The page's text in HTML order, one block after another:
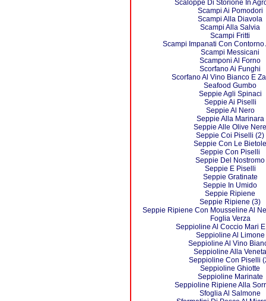
Scaloppe Di Storione In
Scampi Ai Pomodori
Scampi Alla Diavola
Scampi Alla Salvia
Scampi Fritti
Scampi Impanati Con Contorno
Scampi Messicani
Scamponi Al Forno
Scorfano Ai Funghi
Scorfano Al Vino Bianco E
Seafood Gumbo
Seppie Agli Spinaci
Seppie Ai Piselli
Seppie Al Nero
Seppie Alla Marinara
Seppie Alle Olive Nere
Seppie Coi Piselli (2)
Seppie Con Le Bietole
Seppie Con Piselli
Seppie Del Nostromo
Seppie E Piselli
Seppie Gratinate
Seppie In Umido
Seppie Ripiene
Seppie Ripiene (3)
Seppie Ripiene Con Mousseline Al
Foglia Verza
Seppioline Al Coccio Mari
Seppioline Al Limone
Seppioline Al Vino
Seppioline Alla Veneta
Seppioline Con Piselli
Seppioline Ghiotte
Seppioline Marinate
Seppioline Ripiene Alla
Sfoglia Al Salmone